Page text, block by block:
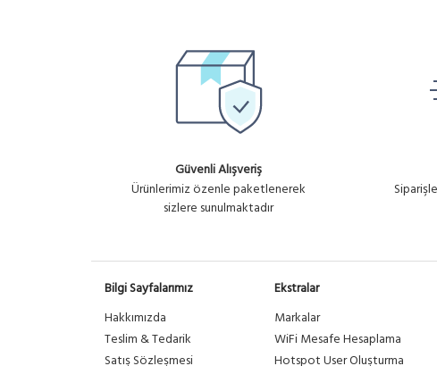
Güvenli Alışveriş
Ürünlerimiz özenle paketlenerek
sizlere sunulmaktadır
Bilgi Sayfalarımız
Hakkımızda
Teslim & Tedarik
Satış Sözleşmesi
Ekstralar
Markalar
WiFi Mesafe Hesaplama
Hotspot User Oluşturma